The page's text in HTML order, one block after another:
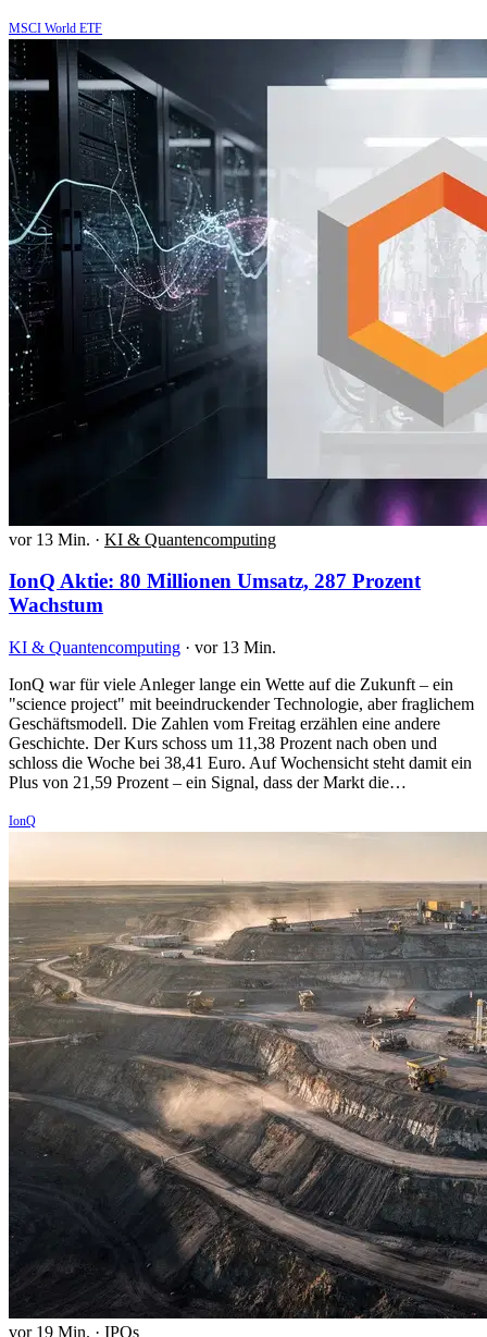
MSCI World ETF
vor 13 Min. · KI & Quantencomputing
IonQ Aktie: 80 Millionen Umsatz, 287 Prozent
Wachstum
KI & Quantencomputing · vor 13 Min.
IonQ war für viele Anleger lange ein Wette auf die Zukunft – ein
"science project" mit beeindruckender Technologie, aber fraglichem
Geschäftsmodell. Die Zahlen vom Freitag erzählen eine andere
Geschichte. Der Kurs schoss um 11,38 Prozent nach oben und
schloss die Woche bei 38,41 Euro. Auf Wochensicht steht damit ein
Plus von 21,59 Prozent – ein Signal, dass der Markt die…
IonQ
vor 19 Min. · IPOs